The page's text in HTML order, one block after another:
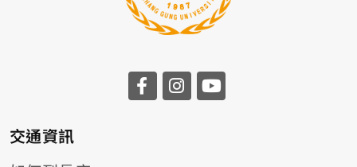
前往長庚大學facebook
前往長庚大學
交通資訊